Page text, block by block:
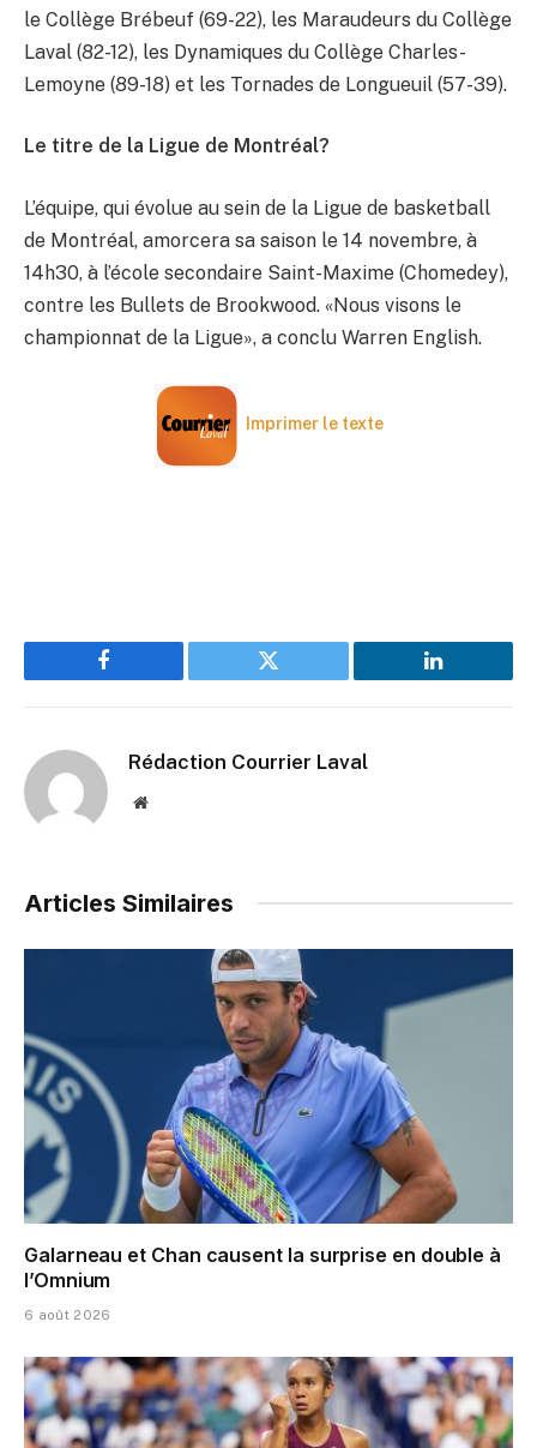
le Collège Brébeuf (69-22), les Maraudeurs du Collège
Laval (82-12), les Dynamiques du Collège Charles-
Lemoyne (89-18) et les Tornades de Longueuil (57-39).
Le titre de la Ligue de Montréal?
L’équipe, qui évolue au sein de la Ligue de basketball
de Montréal, amorcera sa saison le 14 novembre, à
14h30, à l’école secondaire Saint-Maxime (Chomedey),
contre les Bullets de Brookwood. «Nous visons le
championnat de la Ligue», a conclu Warren English.
Imprimer le texte
Facebook Twitter LinkedIn
Rédaction Courrier Laval
Website
Articles Similaires
Galarneau et Chan causent la surprise en double à
l’Omnium
6 août 2026